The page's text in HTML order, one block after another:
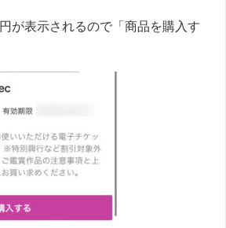
が表示されるので「商品を購入す